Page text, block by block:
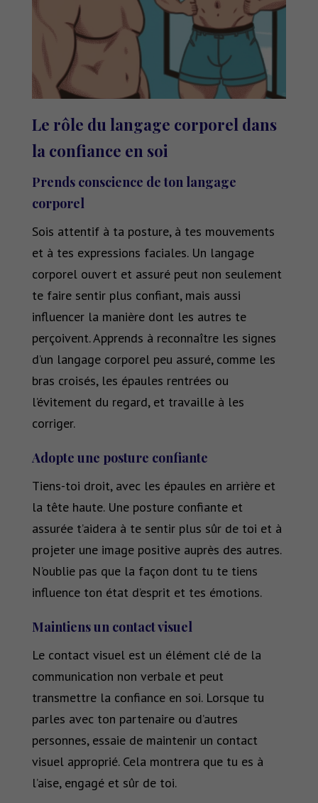
Le rôle du langage corporel dans
la confiance en soi
Prends conscience de ton langage
corporel
Sois attentif à ta posture, à tes mouvements
et à tes expressions faciales. Un langage
corporel ouvert et assuré peut non seulement
te faire sentir plus confiant, mais aussi
influencer la manière dont les autres te
perçoivent. Apprends à reconnaître les signes
d’un langage corporel peu assuré, comme les
bras croisés, les épaules rentrées ou
l’évitement du regard, et travaille à les
corriger.
Adopte une posture confiante
Tiens-toi droit, avec les épaules en arrière et
la tête haute. Une posture confiante et
assurée t’aidera à te sentir plus sûr de toi et à
projeter une image positive auprès des autres.
N’oublie pas que la façon dont tu te tiens
influence ton état d’esprit et tes émotions.
Maintiens un contact visuel
Le contact visuel est un élément clé de la
communication non verbale et peut
transmettre la confiance en soi. Lorsque tu
parles avec ton partenaire ou d’autres
personnes, essaie de maintenir un contact
visuel approprié. Cela montrera que tu es à
l’aise, engagé et sûr de toi.